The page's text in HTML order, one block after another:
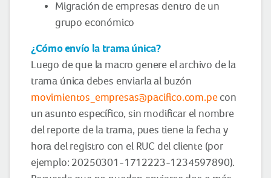
Migración de empresas dentro de un
grupo económico
¿Cómo envío la trama única?
Luego de que la macro genere el archivo de la
trama única debes enviarla al buzón
movimientos_empresas@pacifico.com.pecon
un asunto específico, sin modificar el nombre
del reporte de la trama, pues tiene la fecha y
hora del registro con el RUC del cliente (por
ejemplo: 20250301-1712223-1234597890).